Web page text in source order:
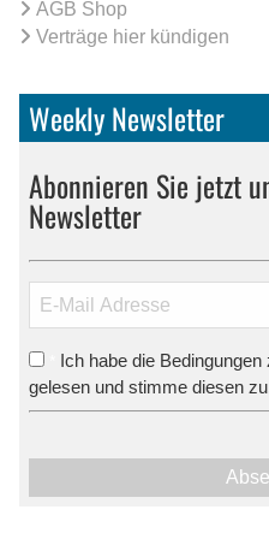
AGB Shop
Verträge hier kündigen
Weekly Newsletter
Abonnieren Sie jetzt
Newsletter
Ich habe die
gelesen und stimme diesen